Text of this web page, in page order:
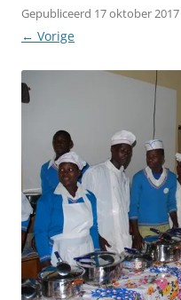
Gepubliceerd 17 oktober 2017
← Vorige